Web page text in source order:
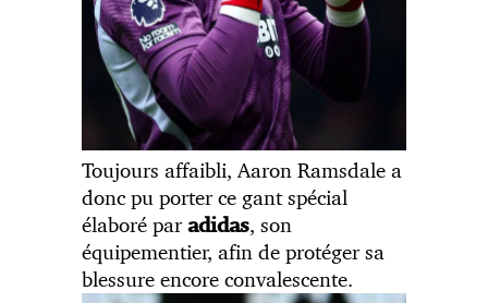
Toujours affaibli, Aaron Ramsdale a
donc pu porter ce gant spécial
élaboré paradidas, son
équipementier, afin de protéger sa
blessure encore convalescente.